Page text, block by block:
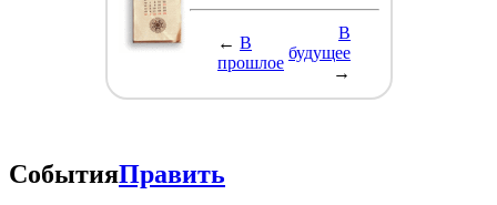
← В
прошлое
В
будущее
→
СобытияПравить